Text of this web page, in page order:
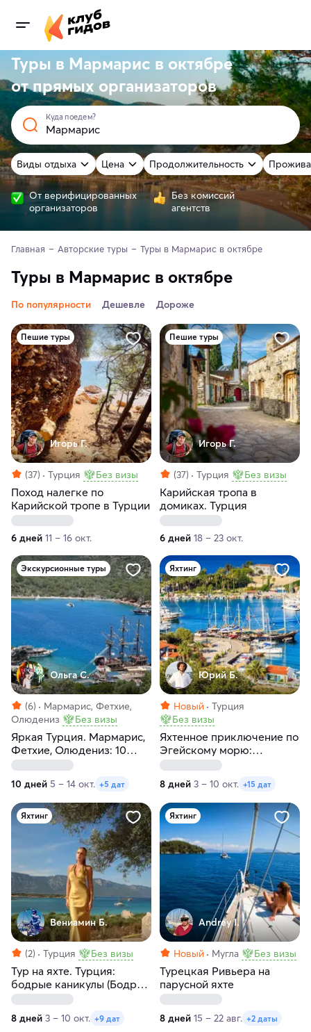
Туры в Мармарис в октябре
отпрямых организаторов
Куда поедем?
Виды отдыха Цена Продолжительность
От верифицированных
организаторов
Без комиссий
агентств
Главная Авторские туры Туры в Мармарис в октябре
Туры в Мармарис в октябре
По популярности Дешевле Дороже
Пешие туры
Игорь Г.
(37) Турция Без визы
Поход налегке по
Карийской тропе в Турции
6 дней 11 – 16 окт.
Пешие туры
Игорь Г.
(37) Турция Без визы
Карийская тропа в
домиках. Турция
6 дней 18 – 23 окт.
Экскурсионные туры
Ольга С.
(6)
Мармарис, Фетхие,
Олюдениз
Без визы
Яркая Турция. Мармарис,
Фетхие, Олюдениз: 10
дней активного отдыха
10 дней 5 – 14 окт. +5 дат
Яхтинг
Юрий Б.
Новый
Турция
Без визы
Яхтенное приключение по
Эгейскому морю:
откройте Турцию с другой
стороны (на Гюлете из
Бодрума)
8 дней 3 – 10 окт. +15 дат
Яхтинг
Вениамин Б.
(2) Турция Без визы
Тур на яхте. Турция:
бодрые каникулы (Бодрум
— Мармарис)
8 дней 3 – 10 окт. +9 дат
Яхтинг
Andrey I.
Новый Мугла Без визы
Турецкая Ривьера на
парусной яхте
8 дней 15 – 22 авг. +2 даты